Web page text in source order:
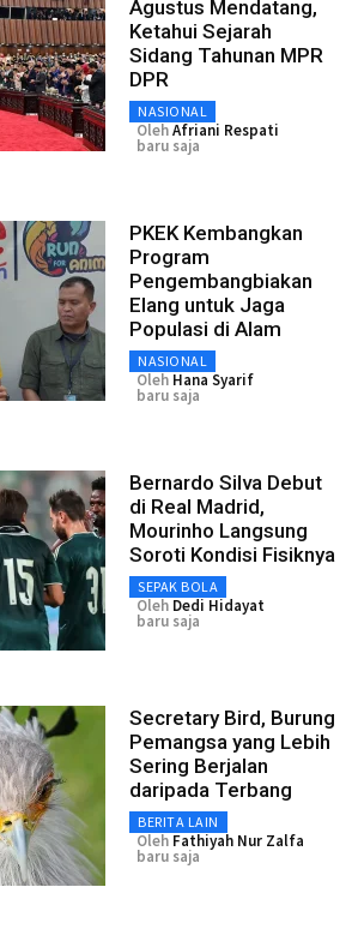
Agustus Mendatang,
Ketahui Sejarah
Sidang Tahunan MPR
DPR
NASIONAL
OlehAfriani Respati
baru saja
PKEK Kembangkan
Program
Pengembangbiakan
Elang untuk Jaga
Populasi di Alam
NASIONAL
Oleh Hana Syarif
baru saja
Bernardo Silva Debut
di Real Madrid,
Mourinho Langsung
Soroti Kondisi Fisiknya
SEPAK BOLA
Oleh Dedi Hidayat
baru saja
Secretary Bird, Burung
Pemangsa yang Lebih
Sering Berjalan
daripada Terbang
BERITA LAIN
Oleh Fathiyah Nur Zalfa
baru saja